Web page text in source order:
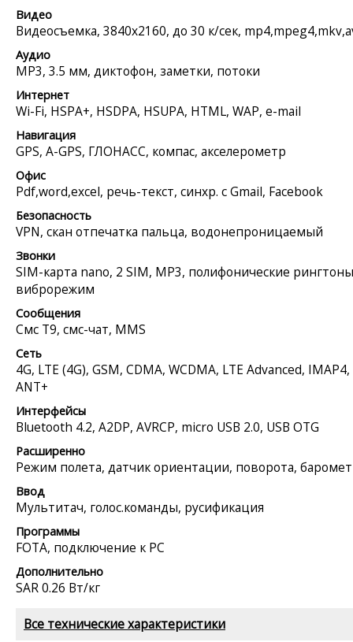
Видео
Видеосъемка, 3840x2160, до 30 к/сек,
Аудио
MP3, 3.5 мм, диктофон, заметки, потоки
Интернет
Wi-Fi, HSPA+, HSDPA, HSUPA, HTML, WAP, e-mail
Навигация
GPS, A-GPS, ГЛОНАСС, компас, акселерометр
Офис
Pdf,word,excel, речь-текст, синхр. с Gmail, Facebook
Безопасность
VPN, скан отпечатка пальца, водонепроницаемый
Звонки
SIM-карта nano, 2 SIM, MP3, полифонические
виброрежим
Сообщения
Смс Т9, смс-чат, MMS
Сеть
4G, LTE (4G), GSM, CDMA, WCDMA, LTE Advanced, IMAP4,
ANT+
Интерфейсы
Bluetooth 4.2, A2DP, AVRCP, micro USB 2.0, USB OTG
Расширенно
Режим полета, датчик ориентации, поворота,
Ввод
Мультитач, голос.команды, русификация
Программы
FOTA, подключение к PC
Дополнительно
SAR 0.26 Вт/кг
Все технические характеристики